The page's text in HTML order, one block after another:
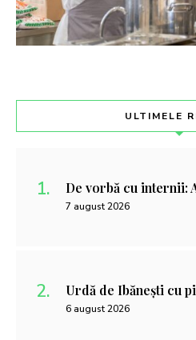
ULTIMELE
De vorbă cu internii:
7 august 2026
Urdă de Ibănești cu
6 august 2026